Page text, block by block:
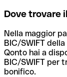
Dove trovare
Nella maggior
BIC/SWIFT
Qonto hai a
BIC/SWIFT per
bonifico.